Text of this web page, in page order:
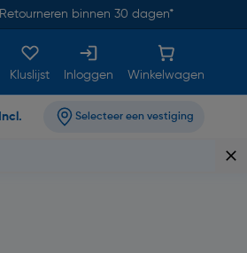
Retourneren binnen 30 dagen*
Kluslijst Inloggen Winkelwagen
Incl. Selecteer een vestiging